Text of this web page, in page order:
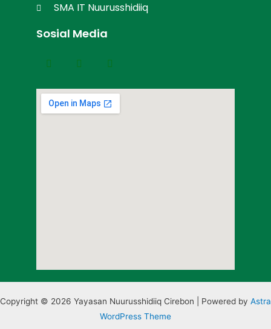
SMA IT Nuurusshidiiq
Sosial Media
Copyright © 2026 Yayasan Nuurusshidiiq Cirebon | Powered by Astra
WordPress Theme